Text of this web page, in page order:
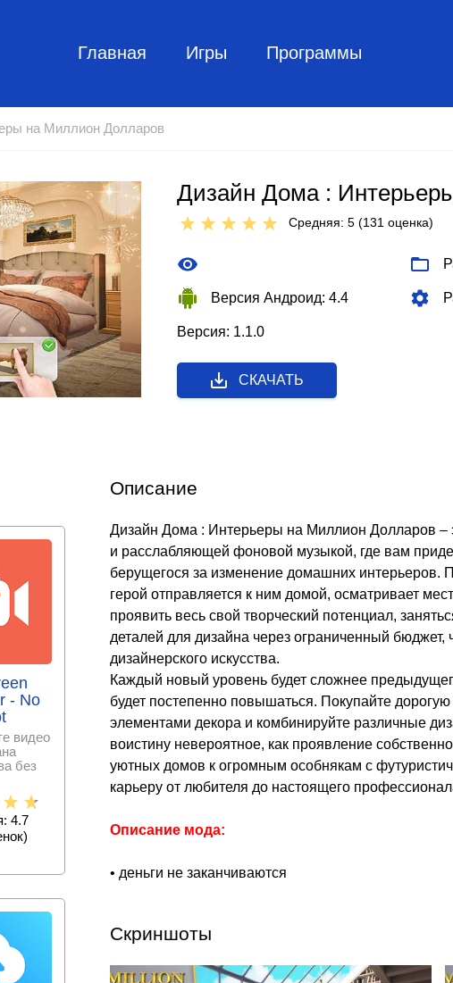
Главная Игры Программы
на Миллион Долларов
Дизайн Дома :
Средняя: 5 (131 оценкa)
Версия Андроид: 4.4
Версия: 1.1.0
СКАЧАТЬ
Описание
Дизайн Дома : Интерьеры на Миллион Долларов –
и расслабляющей фоновой музыкой, где вам
берущегося за изменение домашних интерьеров.
герой отправляется к ним домой, осматривает
проявить весь свой творческий потенциал,
деталей для дизайна через ограниченный
дизайнерского искусства.
Каждый новый уровень будет сложнее
будет постепенно повышаться. Покупайте
элементами декора и комбинируйте различные
воистину невероятное, как проявление
уютных домов к огромным особнякам с
карьеру от любителя до настоящего
Описание мода:
• деньги не заканчиваются
Скриншоты
- No
видео
без
4.7